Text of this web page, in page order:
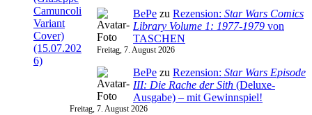
BePe zu Rezension: Star Wars Comics
Library Volume 1: 1977-1979 von
TASCHEN
Freitag, 7. August 2026
BePe zu Rezension: Star Wars Episode
III: Die Rache der Sith (Deluxe-
Ausgabe) – mit Gewinnspiel!
Freitag, 7. August 2026